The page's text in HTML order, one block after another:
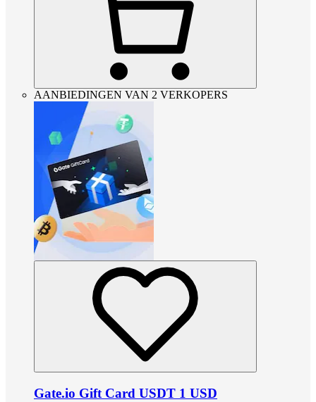
AANBIEDINGEN VAN 2 VERKOPERS
Gate.io Gift Card USDT 1 USD